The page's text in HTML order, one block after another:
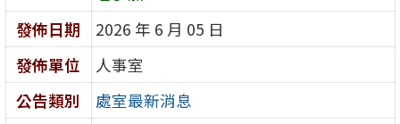
發佈日期
2026 年 6 月 05 日
發佈單位
人事室
公告類別
處室最新消息